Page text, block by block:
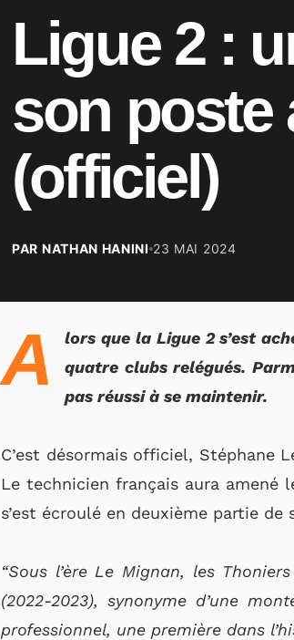
Ligue 2 :
son poste
(officiel)
PAR NATHAN HANINI 23 MAI 2024
A
lors que la Ligue 2 s’est
quatre clubs relégués.
pas réussi à se maintenir.
C’est désormais officiel, Stéphane
Le technicien français aura amené
s’est écroulé en deuxième partie de
“Sous l’ère Le Mignan, les
(2022-2023), synonyme d’une
professionnel, une première dans